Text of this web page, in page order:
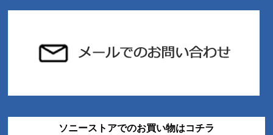
ソニーストアでのお買い物はコチラ